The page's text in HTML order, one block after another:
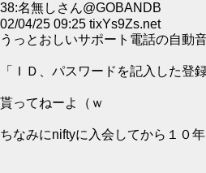
38:名無しさん@GOBANDB
02/04/25 09:25 tixYs9Zs.net
うっとおしいサポート電話の自動
「ＩＤ、パスワードを記入した登
貰ってねーよ（ｗ
ちなみにniftyに入会してから１０